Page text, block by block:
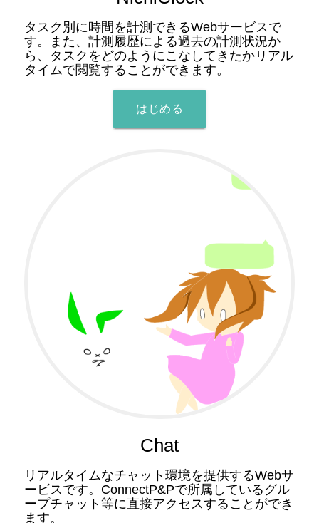
タスク別に時間を計測できるWebサービスで
す。また、計測履歴による過去の計測状況か
ら、タスクをどのようにこなしてきたかリアル
タイムで閲覧することができます。
はじめる
Chat
リアルタイムなチャット環境を提供するWebサ
ービスです。ConnectP&Pで所属しているグル
ープチャット等に直接アクセスすることができ
ます。